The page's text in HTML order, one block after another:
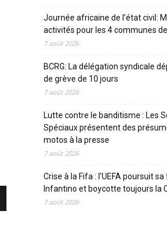
Journée africaine de l’état civil:
activités pour les 4 communes
7 août 2026
BCRG: La délégation syndicale
de grève de 10 jours
7 août 2026
Lutte contre le banditisme : Les
Spéciaux présentent des
motos à la presse
7 août 2026
Crise à la Fifa : l’UEFA poursuit
Infantino et boycotte toujours la
7 août 2026